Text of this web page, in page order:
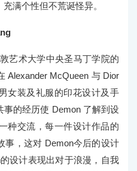
满个性但不荒诞怪异。
艺术大学中央圣马丁学院的
Alexander McQueen 与 Dior
女装及礼服的印花设计及手
的经历使 Demon 了解到设
种交流，每一件设计作品的
事，这对 Demon今后的设计
设计表现出对于浪漫，自我